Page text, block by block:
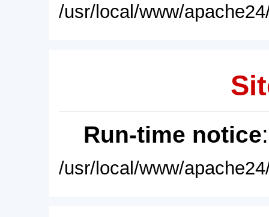
/usr/local/www/
Run-time notice
/usr/local/www/